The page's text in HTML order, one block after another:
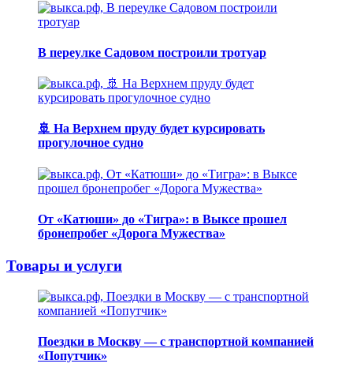
В переулке Садовом построили тротуар
🚢 На Верхнем пруду будет курсировать
прогулочное судно
От «Катюши» до «Тигра»: в Выксе прошел
бронепробег «Дорога Мужества»
Товары и услуги
Поездки в Москву — с транспортной компанией
«Попутчик»